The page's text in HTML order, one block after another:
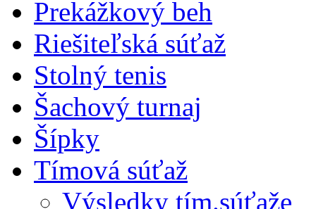
Prekážkový beh
Riešiteľská súťaž
Stolný tenis
Šachový turnaj
Šípky
Tímová súťaž
Výsledky tím.súťaže